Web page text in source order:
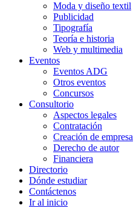
Moda y diseño textil
Publicidad
Tipografía
Teoría e historia
Web y multimedia
Eventos
Eventos ADG
Otros eventos
Concursos
Consultorio
Aspectos legales
Contratación
Creación de empresa
Derecho de autor
Financiera
Directorio
Dónde estudiar
Contáctenos
Ir al inicio